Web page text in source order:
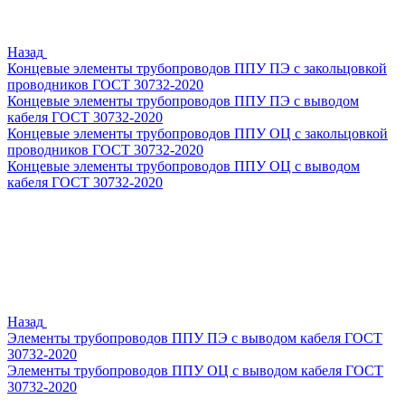
Назад
Концевые элементы трубопроводов ППУ ПЭ с закольцовкой
проводников ГОСТ 30732-2020
Концевые элементы трубопроводов ППУ ПЭ с выводом
кабеля ГОСТ 30732-2020
Концевые элементы трубопроводов ППУ ОЦ с закольцовкой
проводников ГОСТ 30732-2020
Концевые элементы трубопроводов ППУ ОЦ с выводом
кабеля ГОСТ 30732-2020
Назад
Элементы трубопроводов ППУ ПЭ с выводом кабеля ГОСТ
30732-2020
Элементы трубопроводов ППУ ОЦ с выводом кабеля ГОСТ
30732-2020